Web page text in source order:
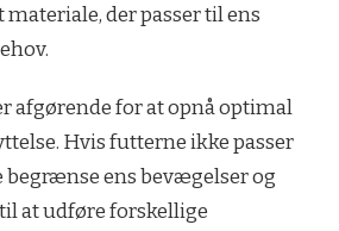
der passer til ens
afgørende for at opnå optimal
Hvis futterne ikke passer
begrænse ens bevægelser og
at udføre forskellige